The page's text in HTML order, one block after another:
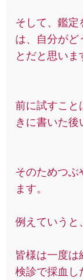
そして、鑑定
は、自分がど
とだと思いま
前に試すこと
きに書いた後
そのためつぶ
ます。
例えていうと
皆様は一度は
検診で採血し